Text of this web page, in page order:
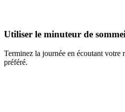
Utiliser le minuteur de
Terminez la journée en écoutant votre
préféré.